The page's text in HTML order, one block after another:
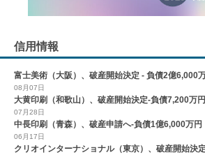
信用情報
富士美術（大阪）、破産開始決定 - 負債2億6,000
08月07日
大黄印刷（和歌山）、破産開始決定-負債7,200万円
07月28日
中長印刷（青森）、破産申請へ-負債1億6,000万円
06月17日
クリオインターナショナル（東京）、破産開始決